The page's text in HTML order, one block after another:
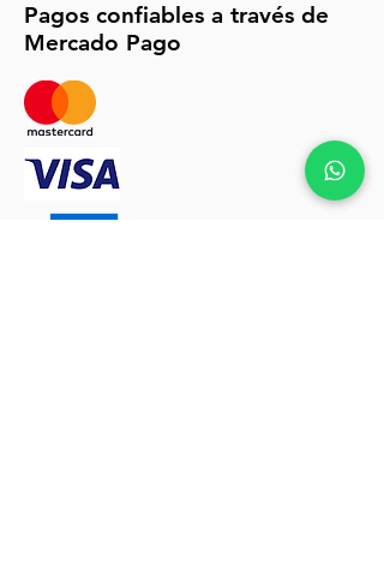
Pagos confiables a través de
Mercado Pago